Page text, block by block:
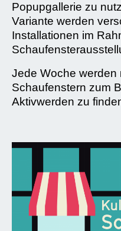
Popupgallerie zu
Variante werden
Installationen im
Jede Woche werden
Schaufenstern zum
Aktivwerden zu